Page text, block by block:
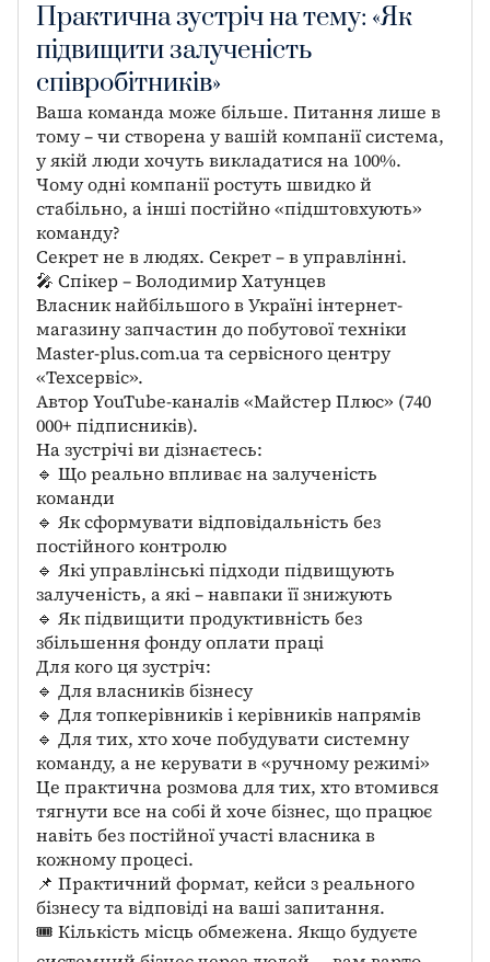
Практична зустріч на тему: «Як
підвищити залученість
співробітників»
Ваша команда може більше. Питання лише в
тому – чи створена у вашій компанії система,
у якій люди хочуть викладатися на 100%.
Чому одні компанії ростуть швидко й
стабільно, а інші постійно «підштовхують»
команду?
Секрет не в людях. Секрет – в управлінні.
🎤 Спікер – Володимир Хатунцев
Власник найбільшого в Україні інтернет-
магазину запчастин до побутової техніки
Master-plus.com.ua та сервісного центру
«Техсервіс».
Автор YouTube-каналів «Майстер Плюс» (740
000+ підписників).
На зустрічі ви дізнаєтесь:
🔹 Що реально впливає на залученість
команди
🔹 Як сформувати відповідальність без
постійного контролю
🔹 Які управлінські підходи підвищують
залученість, а які – навпаки її знижують
🔹 Як підвищити продуктивність без
збільшення фонду оплати праці
Для кого ця зустріч:
🔹 Для власників бізнесу
🔹 Для топкерівників і керівників напрямів
🔹 Для тих, хто хоче побудувати системну
команду, а не керувати в «ручному режимі»
Це практична розмова для тих, хто втомився
тягнути все на собі й хоче бізнес, що працює
навіть без постійної участі власника в
кожному процесі.
📌 Практичний формат, кейси з реального
бізнесу та відповіді на ваші запитання.
🎟 Кількість місць обмежена. Якщо будуєте